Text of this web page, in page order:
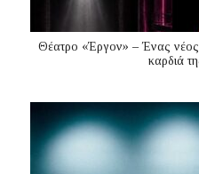
Θέατρο «Έργον» – Ένας νέος
καρδιά